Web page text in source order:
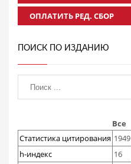
ОПЛАТИТЬ РЕД. СБОР
ПОИСК ПО ИЗДАНИЮ
Все
Статистика цитирования 1949
h-индекс
16